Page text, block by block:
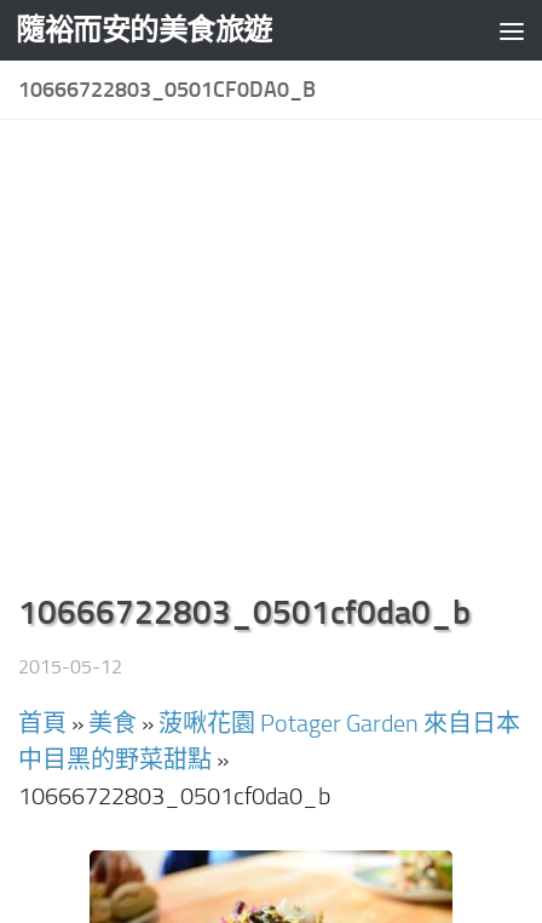
Skip to content
隨裕而安的美食旅遊
10666722803_0501CF0DA0_B
10666722803_0501cf0da0_b
2015-05-12
首頁 » 美食 » 菠啾花園 Potager Garden 來自日本
中目黑的野菜甜點 »
10666722803_0501cf0da0_b